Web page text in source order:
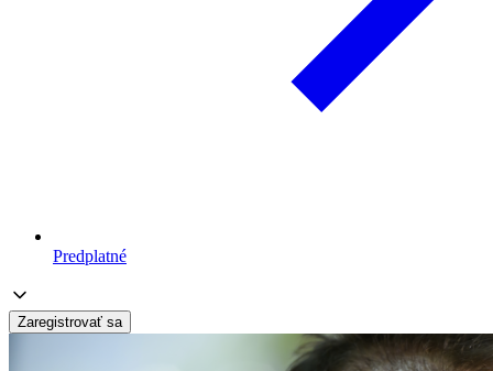
Predplatné
Zaregistrovať sa